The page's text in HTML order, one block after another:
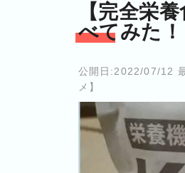
【完全栄
べてみた！
公開日:2022/07/12
メ】